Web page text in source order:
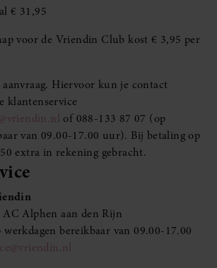
€ 31,95
voor de Vriendin Club kost € 3,95 per
Hiervoor kun je contact
klantenservice
of 088-133 87 07 (op
van 09.00-17.00 uur). Bij betaling op
extra in rekening gebracht.
AC Alphen aan den Rijn
bereikbaar van 09.00-17.00